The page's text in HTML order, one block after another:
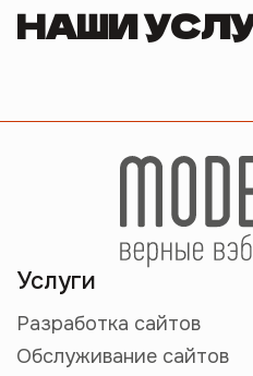
НАШИ
Услуги
Разработка сайтов
Обслуживание сайтов